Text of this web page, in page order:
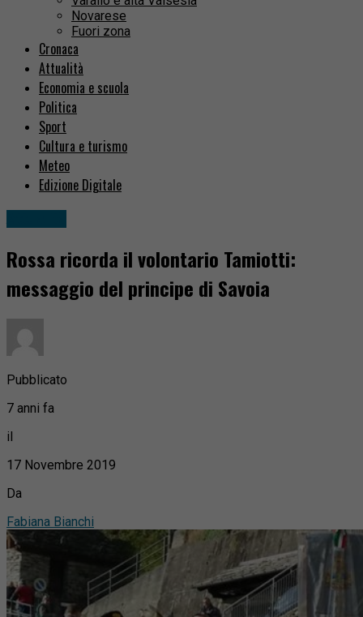
Novarese
Fuori zona
Cronaca
Attualità
Economia e scuola
Politica
Sport
Cultura e turismo
Meteo
Edizione Digitale
Rossa ricorda il volontario Tamiotti:
messaggio del principe di Savoia
Pubblicato
7 anni fa
il
17 Novembre 2019
Da
Fabiana Bianchi